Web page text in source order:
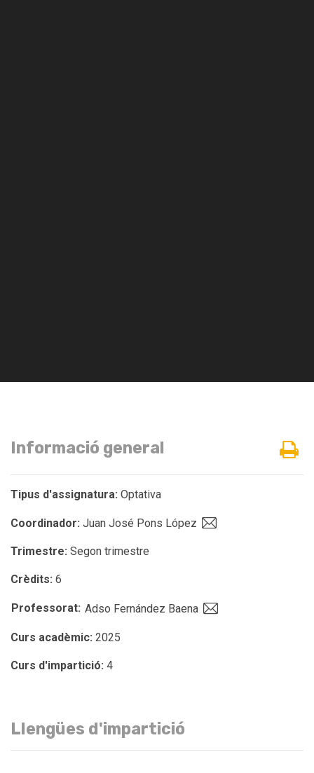
Informació general
Tipus d'assignatura: Optativa
Coordinador: Juan José Pons López
Trimestre: Segon trimestre
Crèdits: 6
Professorat: Adso Fernández Baena
Curs acadèmic: 2025
Curs d'impartició: 4
Llengües d'impartició